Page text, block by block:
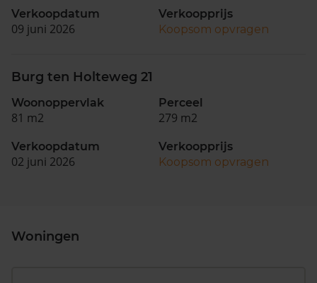
Verkoopdatum
09 juni 2026
Verkoopprijs
Koopsom opvragen
Burg ten Holteweg 21
Woonoppervlak
81 m2
Perceel
279 m2
Verkoopdatum
02 juni 2026
Verkoopprijs
Koopsom opvragen
Woningen